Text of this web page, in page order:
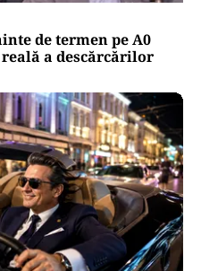
de termen pe A0
a descărcărilor